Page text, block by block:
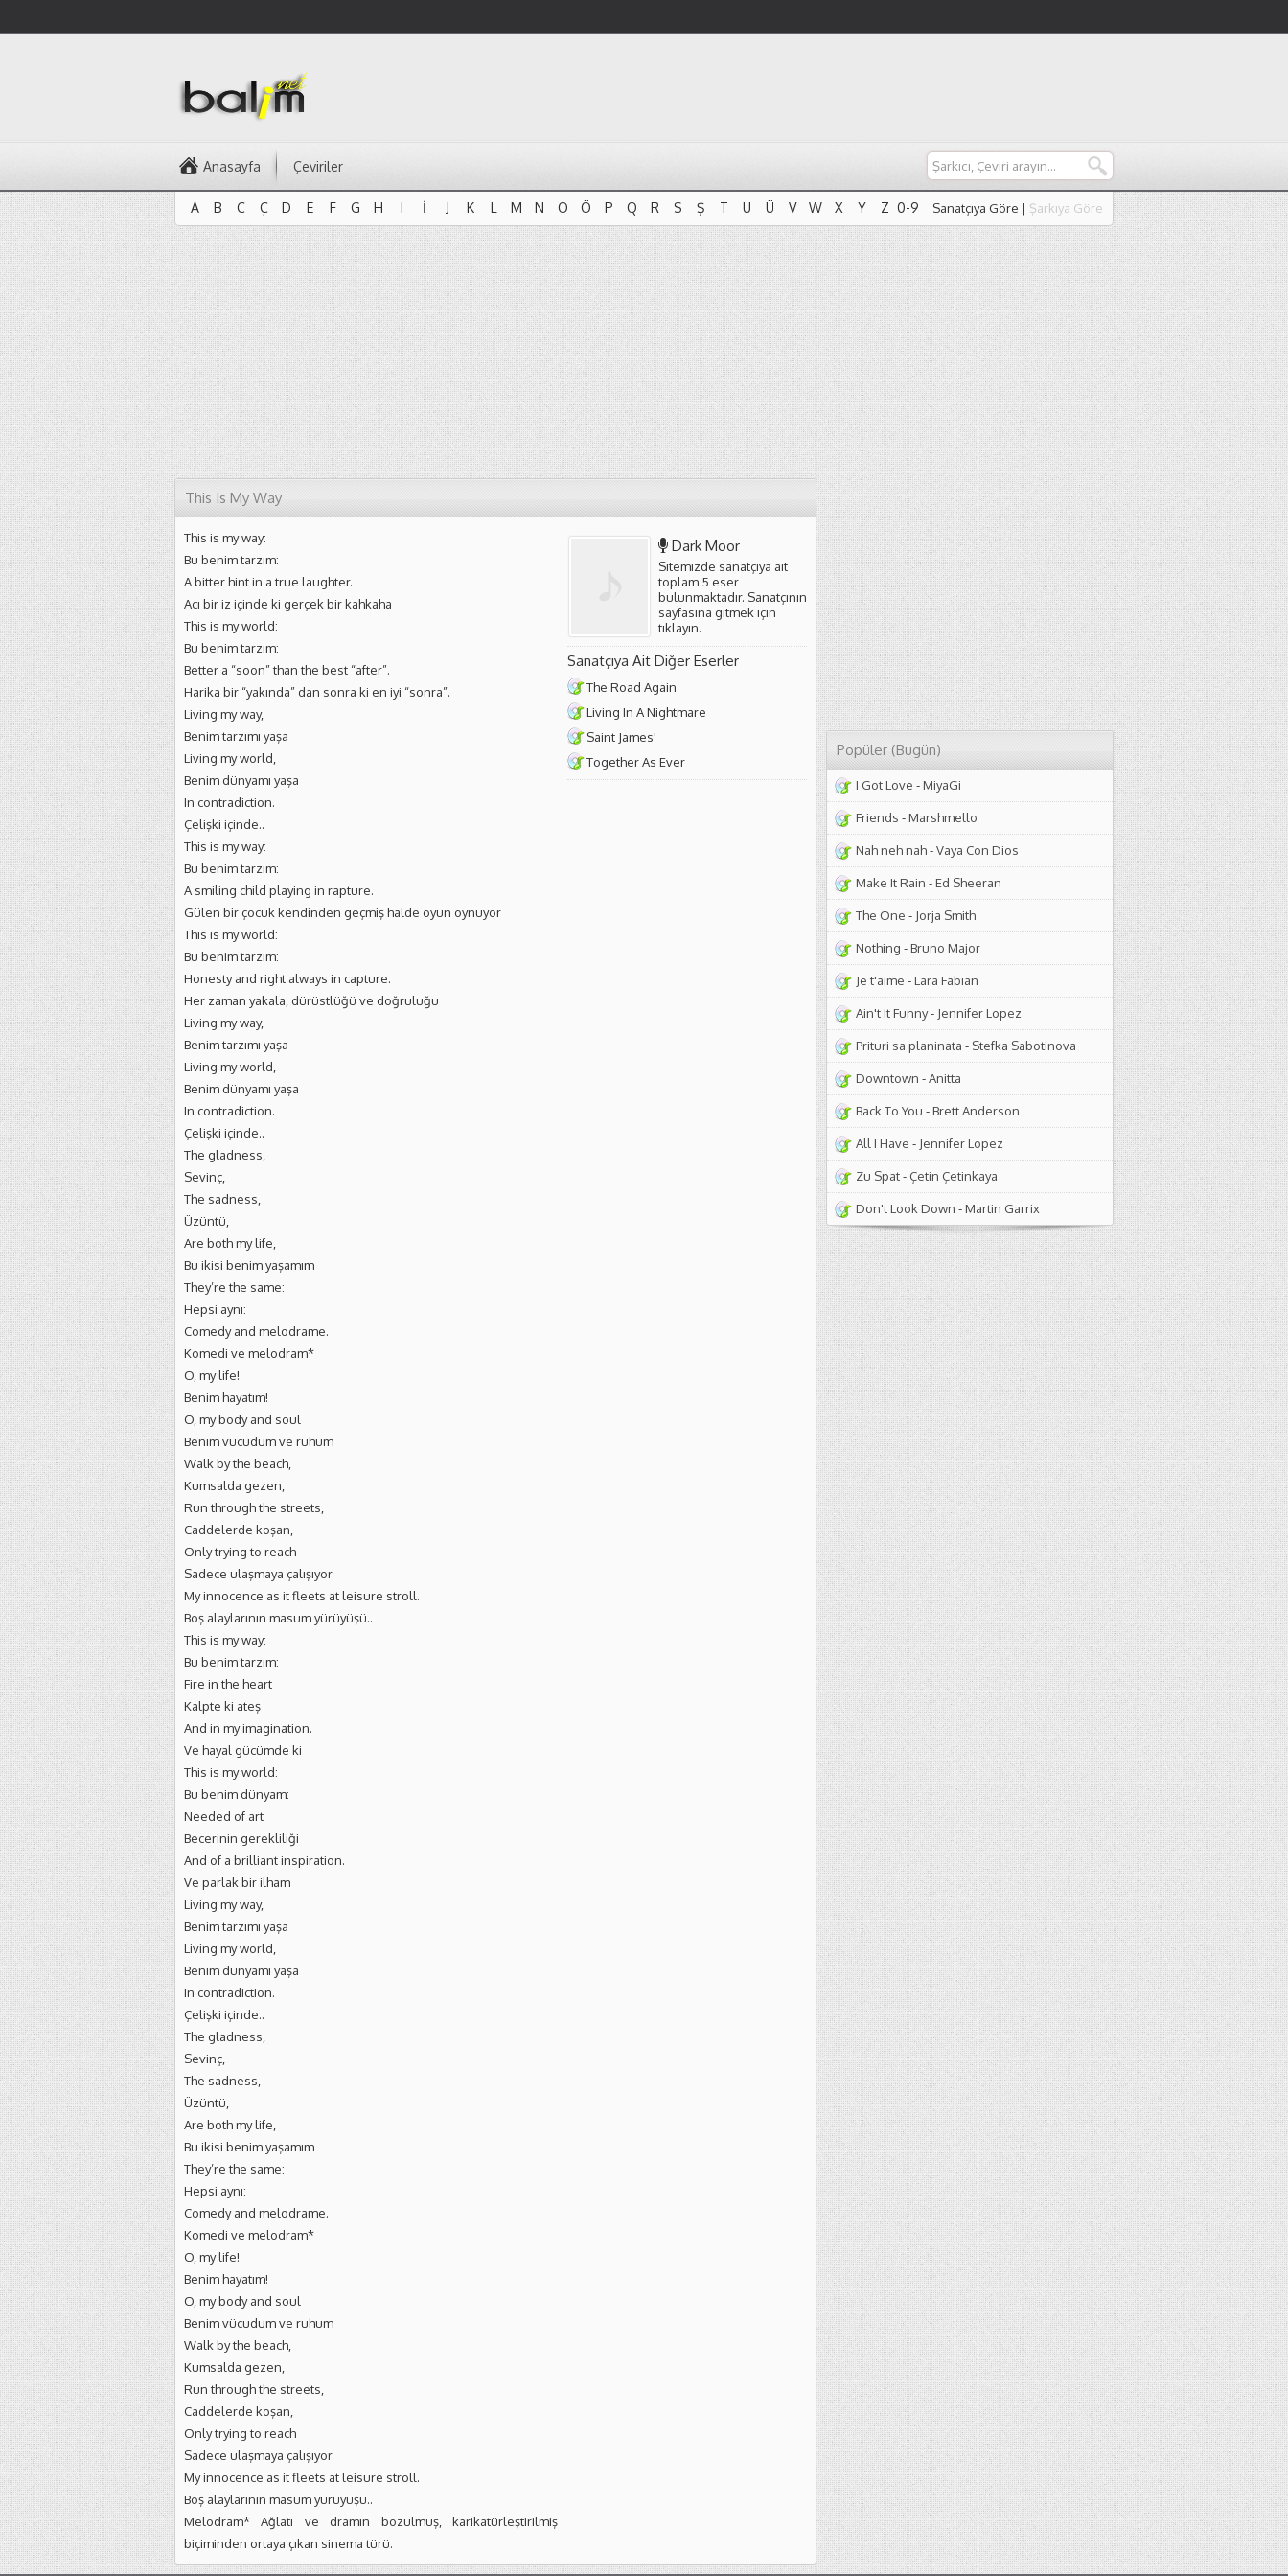
Anasayfa Çeviriler
A B C Ç D E F G H I İ J K L M N O Ö P Q R S Ş T U Ü V W X Y Z 0-9
A
B C Ç D E F G H I İ J K L M N O Ö P Q R S Ş T U Ü V W X Y Z 0-9
Sanatçıya Göre | Şarkıya Göre
This Is My Way
This is my way:
Bu benim tarzım:
A bitter hint in a true laughter.
Acı bir iz içinde ki gerçek bir kahkaha
This is my world:
Bu benim tarzım:
Better a “soon” than the best “after”.
Harika bir “yakında” dan sonra ki en iyi “sonra”.
Living my way,
Benim tarzımı yaşa
Living my world,
Benim dünyamı yaşa
In contradiction.
Çelişki içinde..
This is my way:
Bu benim tarzım:
A smiling child playing in rapture.
Gülen bir çocuk kendinden geçmiş halde oyun oynuyor
This is my world:
Bu benim tarzım:
Honesty and right always in capture.
Her zaman yakala, dürüstlüğü ve doğruluğu
Living my way,
Benim tarzımı yaşa
Living my world,
Benim dünyamı yaşa
In contradiction.
Çelişki içinde..
The gladness,
Sevinç,
The sadness,
Üzüntü,
Are both my life,
Bu ikisi benim yaşamım
They’re the same:
Hepsi aynı:
Comedy and melodrame.
Komedi ve melodram*
O, my life!
Benim hayatım!
O, my body and soul
Benim vücudum ve ruhum
Walk by the beach,
Kumsalda gezen,
Run through the streets,
Caddelerde koşan,
Only trying to reach
Sadece ulaşmaya çalışıyor
My innocence as it fleets at leisure stroll.
Boş alaylarının masum yürüyüşü..
This is my way:
Bu benim tarzım:
Fire in the heart
Kalpte ki ateş
And in my imagination.
Ve hayal gücümde ki
This is my world:
Bu benim dünyam:
Needed of art
Becerinin gerekliliği
And of a brilliant inspiration.
Ve parlak bir ilham
Living my way,
Benim tarzımı yaşa
Living my world,
Benim dünyamı yaşa
In contradiction.
Çelişki içinde..
The gladness,
Sevinç,
The sadness,
Üzüntü,
Are both my life,
Bu ikisi benim yaşamım
They’re the same:
Hepsi aynı:
Comedy and melodrame.
Komedi ve melodram*
O, my life!
Benim hayatım!
O, my body and soul
Benim vücudum ve ruhum
Walk by the beach,
Kumsalda gezen,
Run through the streets,
Caddelerde koşan,
Only trying to reach
Sadece ulaşmaya çalışıyor
My innocence as it fleets at leisure stroll.
Boş alaylarının masum yürüyüşü..
Melodram* Ağlatı ve dramın bozulmuş, karikatürleştirilmiş
biçiminden ortaya çıkan sinema türü.
Dark Moor
Sitemizde sanatçıya ait
toplam 5 eser
bulunmaktadır. Sanatçının
sayfasına gitmek için
tıklayın.
Sanatçıya Ait Diğer Eserler
The Road Again
Living In A Nightmare
Saint James'
Together As Ever
Popüler (Bugün)
I Got Love -MiyaGi
Friends -Marshmello
Nah neh nah-Vaya Con Dios
Make It Rain -Ed Sheeran
The One - Jorja Smith
Nothing -Bruno Major
Je t'aime -Lara Fabian
Ain't It Funny- Jennifer Lopez
Prituri sa planinata - Stefka Sabotinova
Downtown -Anitta
Back To You -Brett Anderson
All I Have - Jennifer Lopez
Zu Spat- Çetin Çetinkaya
Don't Look Down -Martin Garrix